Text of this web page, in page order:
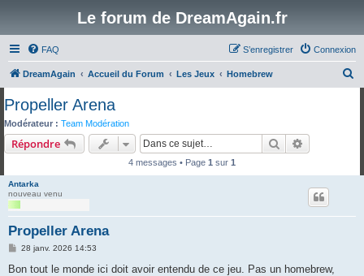
Le forum de DreamAgain.fr
FAQ Connexion
S’enregistrer
DreamAgain Accueil du Forum Les Jeux Homebrew
Propeller Arena
Modérateur : Team Modération
Répondre Rechercher
4 messages • Page 1 sur 1
Antarka
nouveau venu
Propeller Arena
M
s
28 janv. 2026 14:53
Bon tout le monde ici doit avoir entendu de ce jeu. Pas un homebrew,